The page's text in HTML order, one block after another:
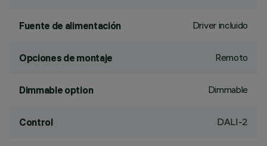
Fuente de alimentación Driver incluido
Opciones de montaje Remoto
Dimmable option Dimmable
Control DALI-2